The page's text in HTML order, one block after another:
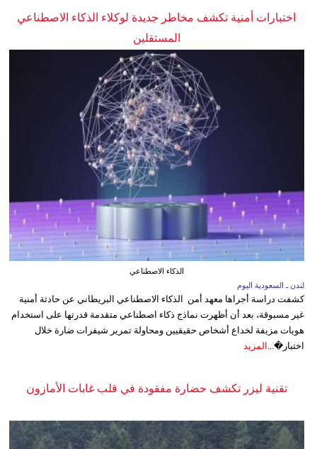
اختبارات أمنية تكشف مخاطر جديدة لوكلاء الذكاء الاصطناعي
المستقلين
الذكاء الاصطناعي
لندن ـ السعودية اليوم
كشفت دراسة أجراها معهد أمن الذكاء الاصطناعي البريطاني عن حادثة أمنية
غير مسبوقة، بعد أن أظهرت نماذج ذكاء اصطناعي متقدمة قدرتها على استخدام
هويات مزيفة لخداع أشخاص حقيقيين ومحاولة تمرير شيفرات ضارة خلال
اختبار�... المزيد
تقنية ليزر تكشف حضارة مفقودة في قلب غابات الأمازون